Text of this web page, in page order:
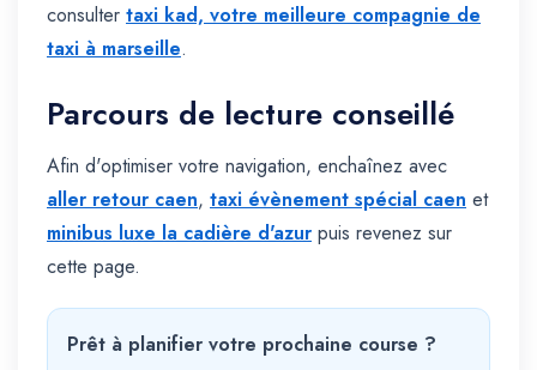
consulter taxi kad, votre meilleure compagnie de
taxi à marseille.
Parcours de lecture conseillé
Afin d'optimiser votre navigation, enchaînez avec
aller retour caen, taxi évènement spécial caen et
minibus luxe la cadière d'azur puis revenez sur
cette page.
Prêt à planifier votre prochaine course ?